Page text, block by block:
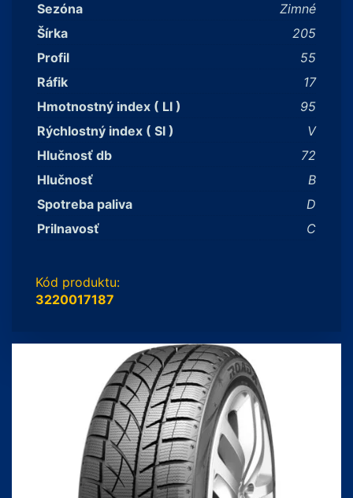
Sezóna
Zimné
Šírka
205
Profil
55
Ráfik
17
Hmotnostný index ( LI )
95
Rýchlostný index ( SI )
V
Hlučnosť db
72
Hlučnosť
B
Spotreba paliva
D
Prilnavosť
C
Kód produktu:
3220017187